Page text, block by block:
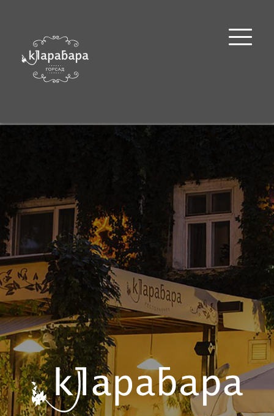
КОНТАКТИ